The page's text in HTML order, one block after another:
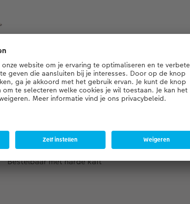
Productdetails
Kaften
Bestelbaar met harde kaft